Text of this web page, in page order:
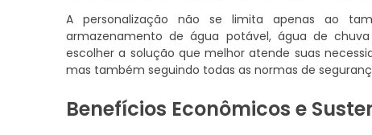
A personalização não se limita apenas ao
armazenamento de água potável, água de
escolher a solução que melhor atende suas
mas também seguindo todas as normas de
Benefícios Econômicos e